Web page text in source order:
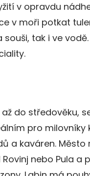
v opravdu
v moři potkat
tak i ve
do středověku,
pro milovníky
a kaváren. Město
nebo Pula a